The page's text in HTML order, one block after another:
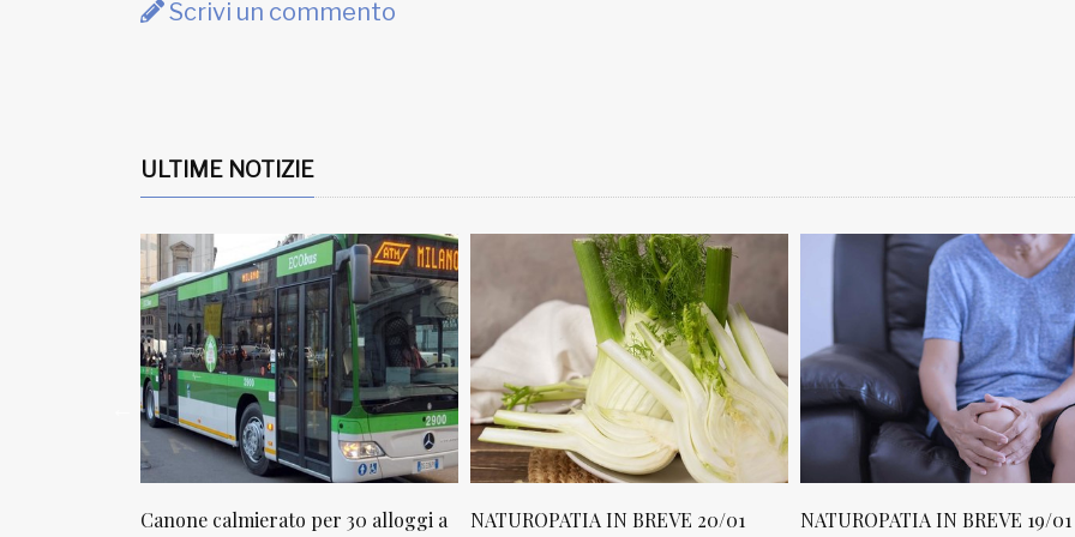
Scrivi un commento
ULTIME NOTIZIE
per 30 alloggi a
NATUROPATIA IN BREVE 20/01 NATUROPATIA IN BREVE 19/01 NATUROPATIA IN